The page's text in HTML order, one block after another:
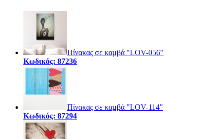
Πίνακας σε καμβά "LOV-056"
Κωδικός: 87236
Πίνακας σε καμβά "LOV-114"
Κωδικός: 87294